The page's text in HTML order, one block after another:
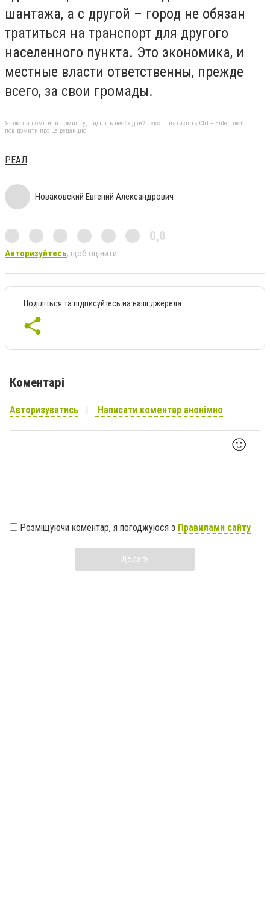
шантажа, а с другой – город не обязан
тратиться на транспорт для другого
населенного пункта. Это экономика, и
местные власти ответственны, прежде
всего, за свои громады.
Якщо ви помітили помилку, виділіть необхідний текст і натисніть Ctrl + Enter, щоб
повідомити про це редакцію
РЕАЛ
Новаковский Евгений Александрович
0,0
Авторизуйтесь, щоб оцінити
Поділіться та підписуйтесь на наші джерела
Коментарі
Авторизуватись Написати коментар анонімно
🙂
Розміщуючи коментар, я погоджуюся з Правилами сайту
Додати